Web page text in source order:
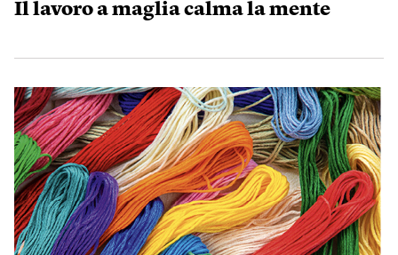
Il lavoro a maglia calma la mente